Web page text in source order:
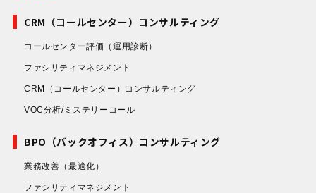
CRM（コールセンター）コンサルティング
コールセンター評価 （運用診断）
ファシリティマネジメント
CRM（コールセンター）コンサルティング
VOC分析/ミステリーコール
BPO（バックオフィス）コンサルティング
業務改善 （最適化）
ファシリティマネジメント